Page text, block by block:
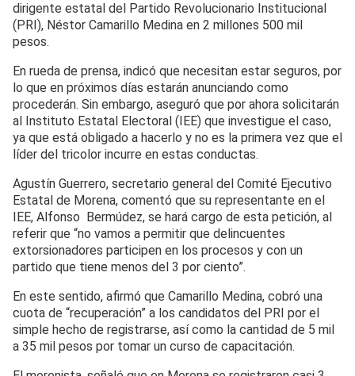
dirigente estatal del Partido Revolucionario Institucional
(PRI), Néstor Camarillo Medina en 2 millones 500 mil
pesos.
En rueda de prensa, indicó que necesitan estar seguros, por
lo que en próximos días estarán anunciando como
procederán. Sin embargo, aseguró que por ahora solicitarán
al Instituto Estatal Electoral (IEE) que investigue el caso,
ya que está obligado a hacerlo y no es la primera vez que el
líder del tricolor incurre en estas conductas.
Agustín Guerrero, secretario general del Comité Ejecutivo
Estatal de Morena, comentó que su representante en el
IEE, Alfonso Bermúdez, se hará cargo de esta petición, al
referir que “no vamos a permitir que delincuentes
extorsionadores participen en los procesos y con un
partido que tiene menos del 3 por ciento”.
En este sentido, afirmó que Camarillo Medina, cobró una
cuota de “recuperación” a los candidatos del PRI por el
simple hecho de registrarse, así como la cantidad de 5 mil
a 35 mil pesos por tomar un curso de capacitación.